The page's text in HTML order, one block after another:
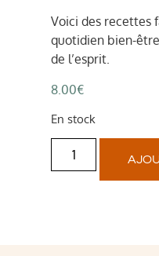
Voici des recettes
quotidien bien-
de l’esprit.
8.00€
En stock